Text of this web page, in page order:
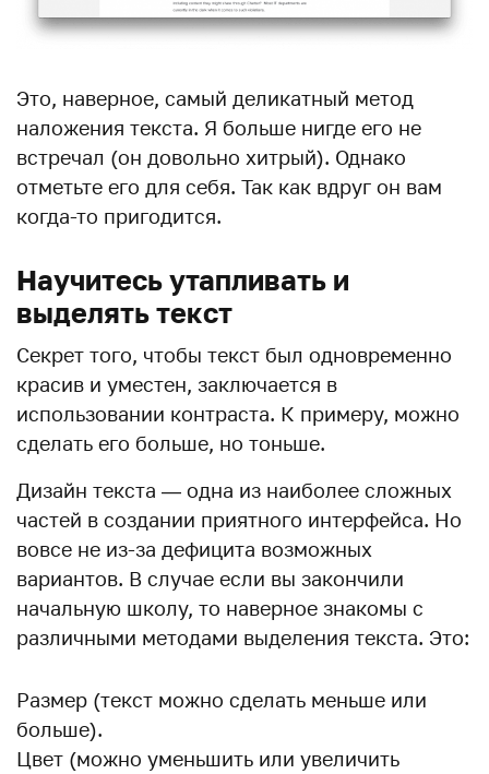
Это, наверное, самый деликатный метод
наложения текста. Я больше нигде его не
встречал (он довольно хитрый). Однако
отметьте его для себя. Так как вдруг он вам
когда-то пригодится.
Научитесь утапливать и
выделять текст
Секрет того, чтобы текст был одновременно
красив и уместен, заключается в
использовании контраста. К примеру, можно
сделать его больше, но тоньше.
Дизайн текста — одна из наиболее сложных
частей в создании приятного интерфейса. Но
вовсе не из-за дефицита возможных
вариантов. В случае если вы закончили
начальную школу, то наверное знакомы с
различными методами выделения текста. Это:
Размер (текст можно сделать меньше или
больше).
Цвет (можно уменьшить или увеличить